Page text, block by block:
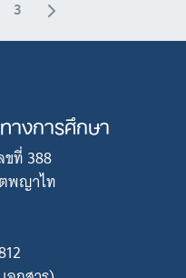
3
างการศึกษา
ขที่ 388
พญาไท